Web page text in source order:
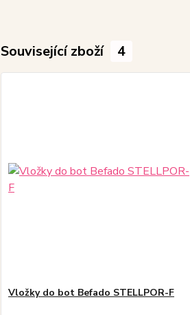
Související zboží 4
Vložky do bot Befado STELLPOR-F